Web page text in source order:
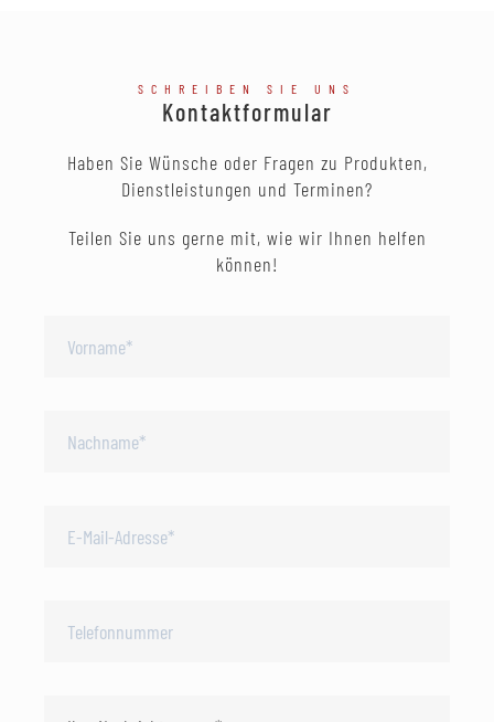
SCHREIBEN SIE UNS
Kontaktformular
Haben Sie Wünsche oder Fragen zu Produkten,
Dienstleistungen und Terminen?
Teilen Sie uns gerne mit, wie wir Ihnen helfen
können!